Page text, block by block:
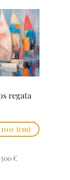
regata
(cm)
€